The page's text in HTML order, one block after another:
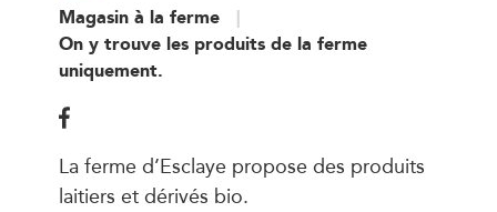
Magasin à la ferme
On y trouve les produits de la ferme
uniquement.
La ferme d’Esclaye propose des produits
laitiers et dérivés bio.